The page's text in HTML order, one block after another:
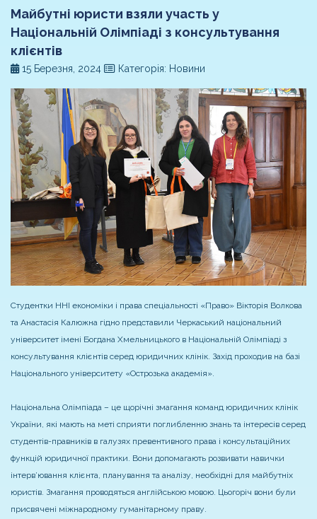
Майбутні юристи взяли участь у
Національній Олімпіаді з консультування
клієнтів
15 Березня, 2024 Категорія: Новини
Студентки ННІ економіки і права спеціальності «Право» Вікторія Волкова
та Анастасія Калюжна гідно представили Черкаський національний
університет імені Богдана Хмельницького в Національній Олімпіаді з
консультування клієнтів серед юридичних клінік. Захід проходив на базі
Національного університету «Острозька академія».
Національна Олімпіада – це щорічні змагання команд юридичних клінік
України, які мають на меті сприяти поглибленню знань та інтересів серед
студентів-правників в галузях превентивного права і консультаційних
функцій юридичної практики. Вони допомагають розвивати навички
інтерв’ювання клієнта, планування та аналізу, необхідні для майбутніх
юристів. Змагання проводяться англійською мовою. Цьогоріч вони були
присвячені міжнародному гуманітарному праву.